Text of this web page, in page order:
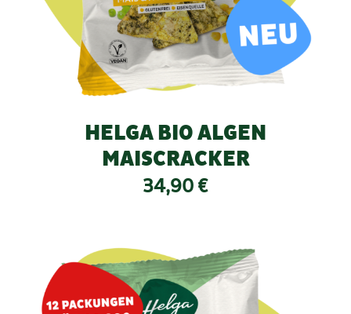
HELGA BIO ALGEN
MAISCRACKER
34,90€